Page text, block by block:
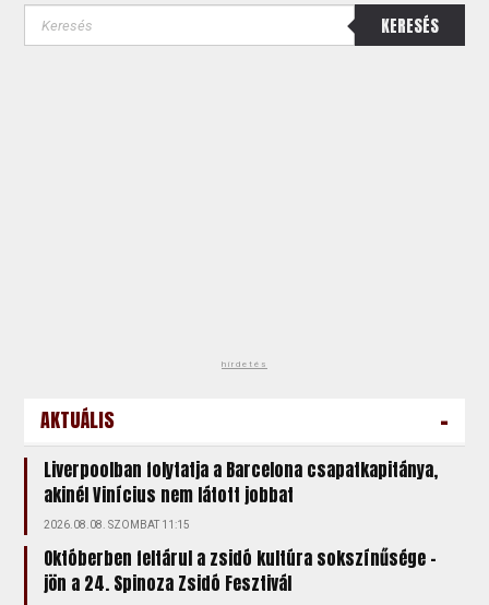
KERESÉS
hirdetés
AKTUÁLIS -
Liverpoolban folytatja a Barcelona csapatkapitánya,
akinél Vinícius nem látott jobbat
2026.08.08. SZOMBAT 11:15
Októberben feltárul a zsidó kultúra sokszínűsége –
jön a 24. Spinoza Zsidó Fesztivál